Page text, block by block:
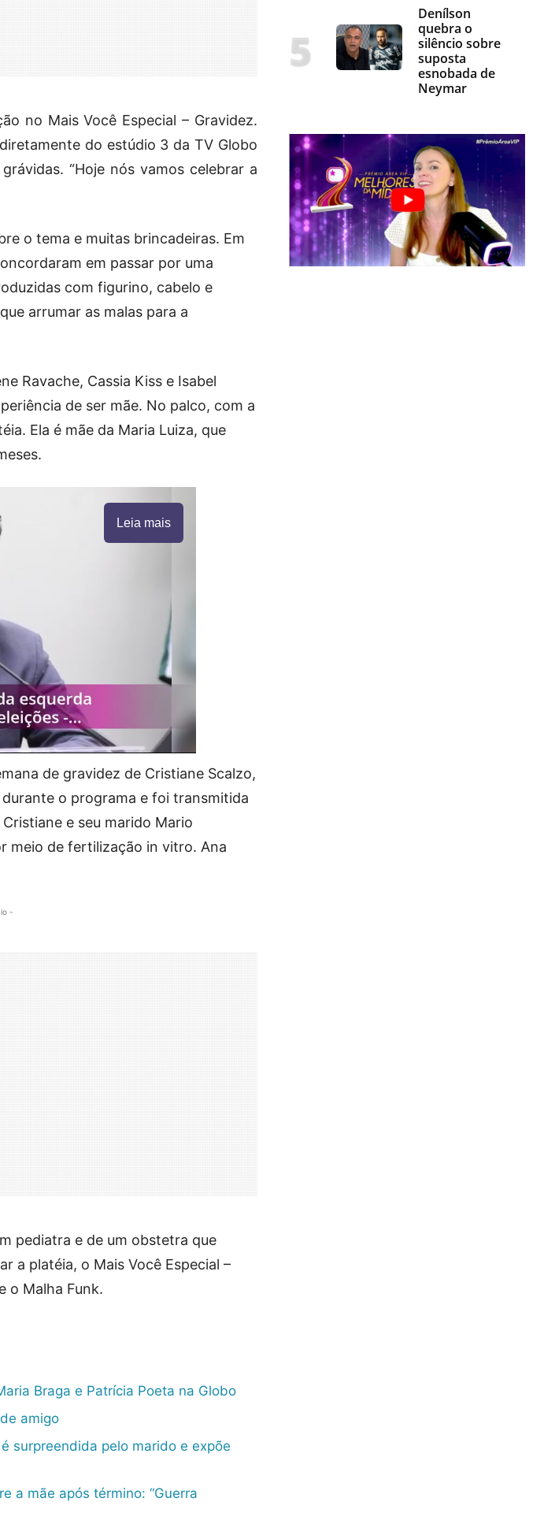
no Mais Você Especial – Gravidez.
do estúdio 3 da TV Globo
“Hoje nós vamos celebrar a
o tema e muitas brincadeiras. Em
em passar por uma
com figurino, cabelo e
arrumar as malas para a
Ravache, Cassia Kiss e Isabel
de ser mãe. No palco, com a
Ela é mãe da Maria Luiza, que
Leia mais
de gravidez de Cristiane Scalzo,
o programa e foi transmitida
e seu marido Mario
meio de fertilização in vitro. Ana
-
pediatra e de um obstetra que
a platéia, o Mais Você Especial –
o Malha Funk.
Braga e Patrícia Poeta na Globo
amigo
surpreendida pelo marido e expõe
a mãe após término: “Guerra
Denílson
quebra o
silêncio sobre
suposta
esnobada de
Neymar